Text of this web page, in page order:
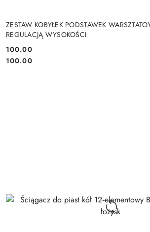
ZESTAW KOBYŁEK PODSTAWEK
REGULACJĄ WYSOKOŚCI
Cena:
100.00
Cena:
100.00